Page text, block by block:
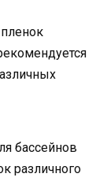
бассейнов
различного